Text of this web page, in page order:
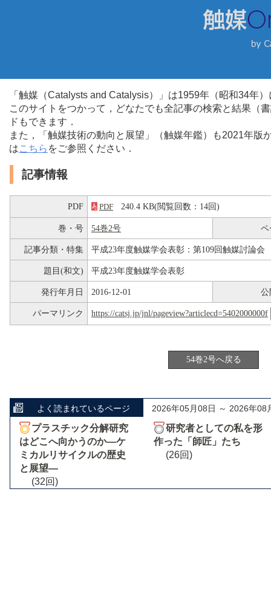
「触媒（Catalysts and Catalysis）」は1959年（昭和34年
このサイトをつかって，どなたでも全記事の検索と結果（
ドもできます．
また，「触媒技術の動向と展望」（触媒年鑑）も2021年
はこちら をご参照ください．
記事情報
PDF PDF 240.4 KB(閲覧回数：14回)
巻・号 54巻2号 ペ
記事分類・特集 平成23年度触媒学会表彰：第109回触媒討論会
題目(和文) 平成23年度触媒学会表彰
発行年月日 2016-12-01 公
パーマリンク https://catsj.jp/jnl/pageview?articlecd=5402000000f
54巻2号へ戻る
よく読まれているページ 2026年05月08日 ～ 2026年08
プラスチック分解研究
はどこへ向かうのか―ケ
ミカルリサイクルの歴史
と展望―
(32回)
研究者としての私を形
作った「師匠」たち
(26回)